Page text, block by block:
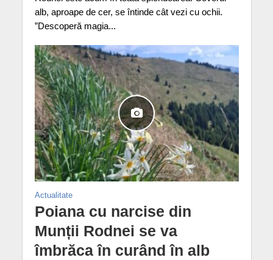
alb, aproape de cer, se întinde cât vezi cu ochii.
”Descoperă magia...
Actualitate
Poiana cu narcise din
Munții Rodnei se va
îmbrăca în curând în alb